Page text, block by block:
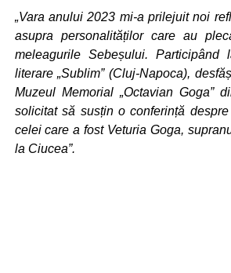
„Vara anului 2023 mi-a prilejuit noi
asupra personalităților care au
meleagurile Sebeșului. Participând
literare „Sublim” (Cluj-Napoca),
Muzeul Memorial „Octavian Goga”
solicitat să susțin o conferință
celei care a fost Veturia Goga,
la Ciucea”.